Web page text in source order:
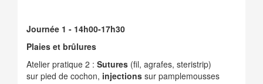
Journée 1 - 14h00-17h30
Plaies et brûlures
Atelier pratique 2 : Sutures (fil, agrafes, steristrip)
sur pied de cochon, injections sur pamplemousses